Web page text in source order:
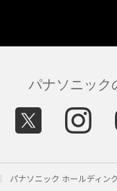
パナソニック
パナソニック ホールディン